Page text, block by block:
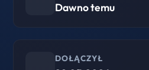
Dawno temu
DOŁĄCZYŁ